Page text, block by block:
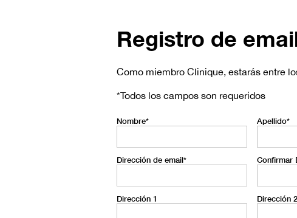
Registro de
Como miembro Clinique, estarás entre
*Todos los campos son requeridos
Nombre* Apellido*
Dirección de email* Confirmar
Dirección 1 Dirección 2